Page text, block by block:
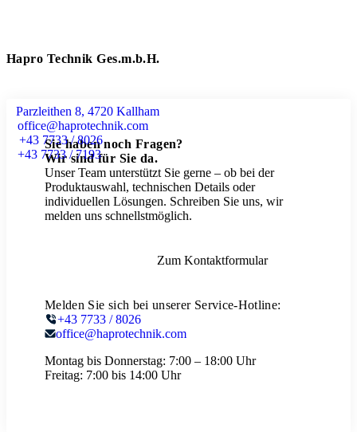
Hapro Technik Ges.m.b.H.
Parzleithen 8, 4720 Kallham
office@haprotechnik.com
+43 7733 / 8026
+43 7733 / 7193
Sie haben noch Fragen?
Wir sind für Sie da.
Unser Team unterstützt Sie gerne – ob bei der
Produktauswahl, technischen Details oder
individuellen Lösungen. Schreiben Sie uns, wir
melden uns schnellstmöglich.
Zum Kontaktformular
Melden Sie sich bei unserer Service-Hotline:
+43 7733 / 8026
office@haprotechnik.com
Montag bis Donnerstag: 7:00 – 18:00 Uhr
Freitag: 7:00 bis 14:00 Uhr